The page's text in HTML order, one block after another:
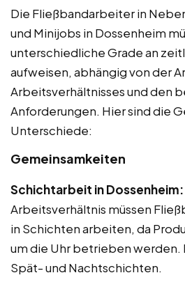
Die Fließbandarbeiter in
und Minijobs in Dossenheim
unterschiedliche Grade an
aufweisen, abhängig von der
Arbeitsverhältnisses und den
Anforderungen. Hier sind die
Unterschiede:
Gemeinsamkeiten
Schichtarbeit in Dossenheim:
Arbeitsverhältnis müssen
in Schichten arbeiten, da
um die Uhr betrieben werden.
Spät- und Nachtschichten.